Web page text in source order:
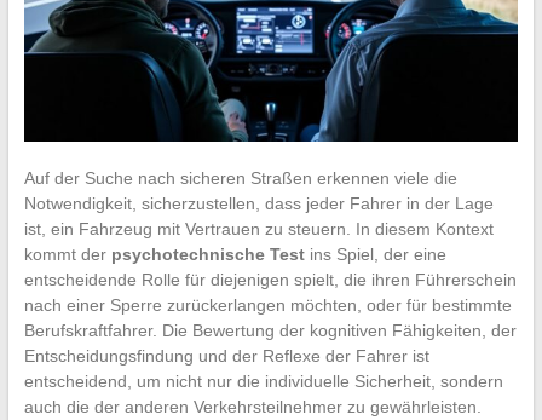
Auf der Suche nach sicheren Straßen erkennen viele die
Notwendigkeit, sicherzustellen, dass jeder Fahrer in der Lage
ist, ein Fahrzeug mit Vertrauen zu steuern. In diesem Kontext
kommt der psychotechnische Testins Spiel, der eine
entscheidende Rolle für diejenigen spielt, die ihren Führerschein
nach einer Sperre zurückerlangen möchten, oder für bestimmte
Berufskraftfahrer. Die Bewertung der kognitiven Fähigkeiten, der
Entscheidungsfindung und der Reflexe der Fahrer ist
entscheidend, um nicht nur die individuelle Sicherheit, sondern
auch die der anderen Verkehrsteilnehmer zu gewährleisten.